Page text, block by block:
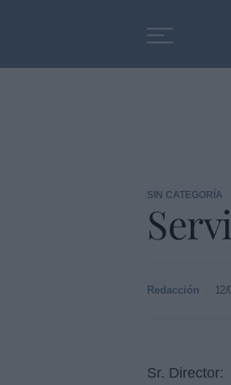
SIN CATEGORÍA
Redacción 12/
Sr. Director: